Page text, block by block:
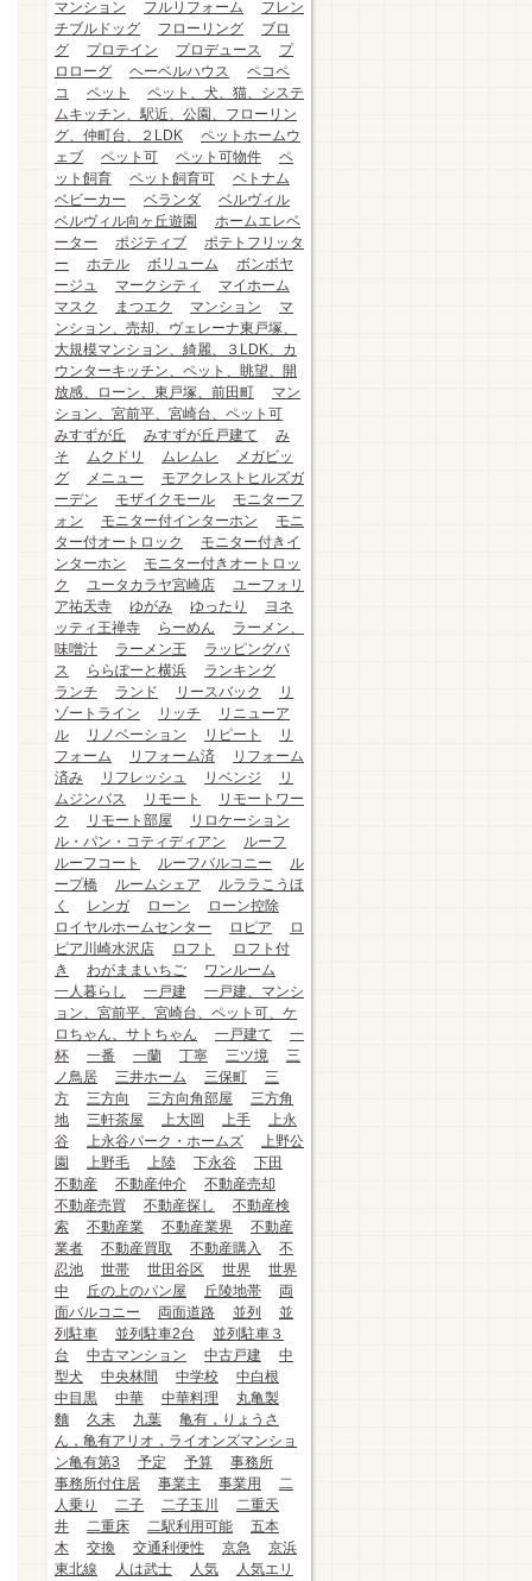
マンション フルリフォーム
フレン
チブルドッグ
フローリング
ブロ
グ
プロテイン プロデュース
プ
ロローグ
ヘーベルハウス
ペコペ
コ
ペット
ペット、犬、猫、システ
ムキッチン、駅近、公園、フローリン
グ、仲町台、２LDK
ペットホームウ
ェブ
ペット可 ペット可物件
ペ
ット飼育
ペット飼育可
ベトナム
ベビーカー
ベランダ
ベルヴィル
ベルヴィル向ヶ丘遊園
ホームエレベ
ーター
ポジティブ
ポテトフリッタ
ー
ホテル ボリューム
ボンボヤ
ージュ
マークシティ
マイホーム
マスク
まつエク マンション
マ
ンション、売却、ヴェレーナ東戸塚、
大規模マンション、綺麗、３LDK、カ
ウンターキッチン、ペット、眺望、開
放感、ローン、東戸塚、前田町
マン
ション、宮前平、宮崎台、ペット可
みすずが丘
みすずが丘戸建て
み
そ
ムクドリ ムレムレ
メガビッ
グ
メニュー
モアクレストヒルズガ
ーデン
モザイクモール
モニターフ
ォン
モニター付インターホン
モニ
ター付オートロック
モニター付きイ
ンターホン
モニター付きオートロッ
ク
ユータカラヤ宮崎店
ユーフォリ
ア祐天寺
ゆがみ ゆったり
ヨネ
ッティ王禅寺
らーめん
ラーメン、
味噌汁
ラーメン王
ラッピングバ
ス
ららぽーと横浜
ランキング
ランチ
ランド リースバック
リ
ゾートライン
リッチ
リニューア
ル
リノベーション リピート
リ
フォーム
リフォーム済
リフォーム
済み
リフレッシュ リベンジ
リ
ムジンバス
リモート
リモートワー
ク
リモート部屋
リロケーション
ル・パン・コティディアン
ルーフ
ルーフコート
ルーフバルコニー
ル
ープ橋
ルームシェア
ルララこうほ
く
レンガ ローン
ローン控除
ロイヤルホームセンター
ロピア
ロ
ピア川崎水沢店
ロフト
ロフト付
き
わがままいちご
ワンルーム
一人暮らし
一戸建
一戸建、マンシ
ョン、宮前平、宮崎台、ペット可、ケ
ロちゃん、サトちゃん
一戸建て
一
杯
一番 一蘭 丁寧 三ツ境
三
ノ鳥居
三井ホーム 三保町
三
方
三方向 三方向角部屋
三方角
地
三軒茶屋 上大岡 上手
上永
谷
上永谷パーク・ホームズ
上野公
園
上野毛 上陸 下永谷
下田
不動産
不動産仲介
不動産売却
不動産売買
不動産探し
不動産検
索
不動産業 不動産業界
不動産
業者
不動産買取 不動産購入
不
忍池
世帯 世田谷区 世界
世界
中
丘の上のパン屋 丘陵地帯
両
面バルコニー
両面道路 並列
並
列駐車
並列駐車2台
並列駐車３
台
中古マンション 中古戸建
中
型犬
中央林間 中学校
中白根
中目黒
中華 中華料理
丸亀製
麵
久末 九葉
亀有，りょうさ
ん，亀有アリオ，ライオンズマンショ
ン亀有第3
予定 予算
事務所
事務所付住居
事業主 事業用
二
人乗り
二子 二子玉川
二重天
井
二重床 二駅利用可能
五本
木
交換 交通利便性 京急
京浜
東北線
人は武士 人気
人気エリ